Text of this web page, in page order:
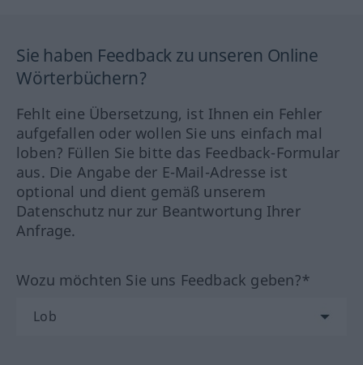
Sie haben Feedback zu unseren Online
Wörterbüchern?
Fehlt eine Übersetzung, ist Ihnen ein Fehler
aufgefallen oder wollen Sie uns einfach mal
loben? Füllen Sie bitte das Feedback-Formular
aus. Die Angabe der E-Mail-Adresse ist
optional und dient gemäß unserem
Datenschutz nur zur Beantwortung Ihrer
Anfrage.
Wozu möchten Sie uns Feedback geben?*